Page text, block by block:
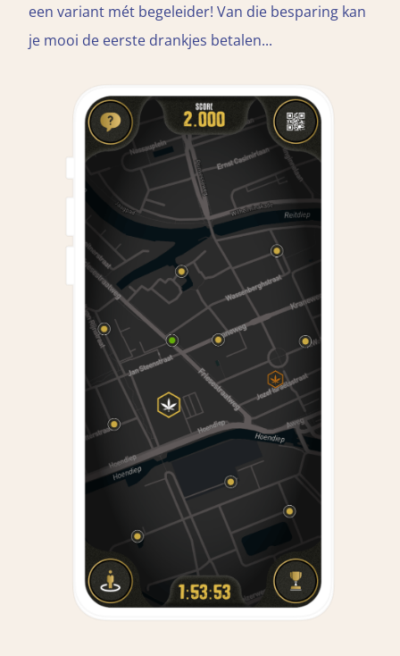
een variant mét begeleider! Van die besparing kan
je mooi de eerste drankjes betalen...